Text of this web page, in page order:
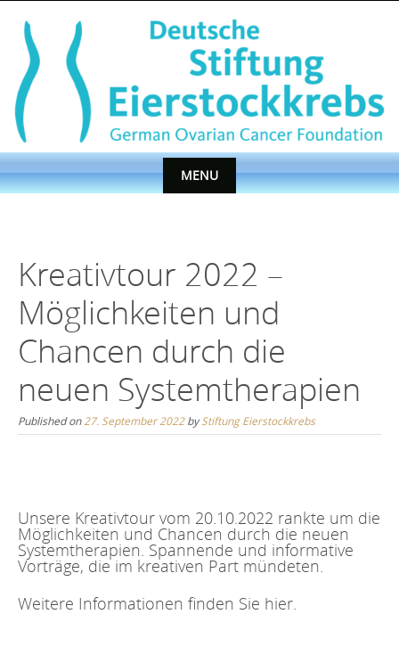
content
MENU
Kreativtour 2022 –
Möglichkeiten und
Chancen durch die
neuen Systemtherapien
Published on27. September 2022byStiftung Eierstockkrebs
Unsere Kreativtour vom 20.10.2022 rankte um die
Möglichkeiten und Chancen durch die neuen
Systemtherapien. Spannende und informative
Vorträge, die im kreativen Part mündeten.
Weitere Informationen finden Sie hier